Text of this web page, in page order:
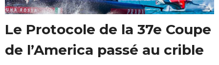
Le Protocole de la 37e Coupe
de l’America passé au crible